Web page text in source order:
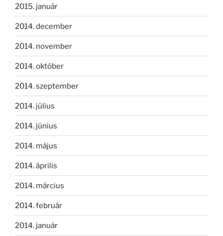
2015. január
2014. december
2014. november
2014. október
2014. szeptember
2014. július
2014. június
2014. május
2014. április
2014. március
2014. február
2014. január